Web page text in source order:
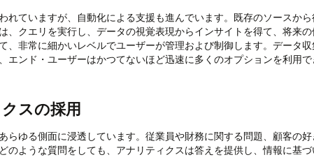
れていますが、自動化による支援も進んでいます。既存のソースか
、クエリを実行し、データの視覚表現からインサイトを得て、将来
、非常に細かいレベルでユーザーが管理および制御します。データ
エンド・ユーザーはかつてないほど迅速に多くのオプションを利用で
スの採用
らゆる側面に浸透しています。従業員や財務に関する問題、顧客の
のような質問をしても、アナリティクスは答えを提供し、情報に基